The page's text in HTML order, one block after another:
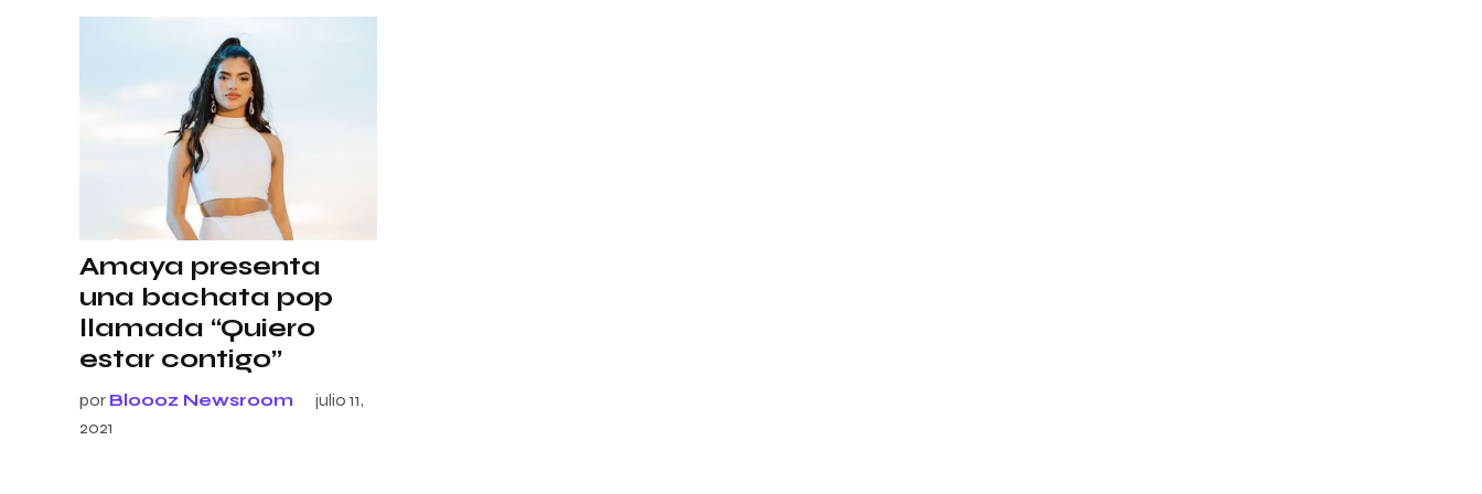
Amaya presenta
una bachata pop
llamada “Quiero
estar contigo”
por Bloooz Newsroom
julio 11,
2021